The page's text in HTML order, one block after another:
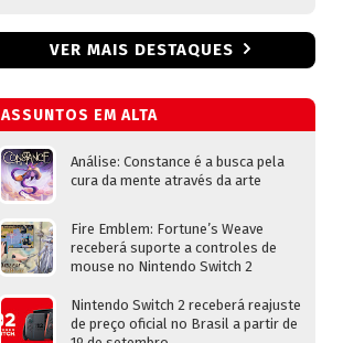
VER MAIS DESTAQUES
ASSUNTOS EM ALTA
Análise: Constance é a busca pela
cura da mente através da arte
Fire Emblem: Fortune’s Weave
receberá suporte a controles de
mouse no Nintendo Switch 2
Nintendo Switch 2 receberá reajuste
de preço oficial no Brasil a partir de